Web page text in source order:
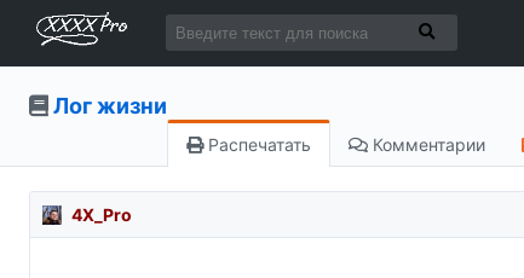
Лог жизни
Распечатать Комментарии
4X_Pro